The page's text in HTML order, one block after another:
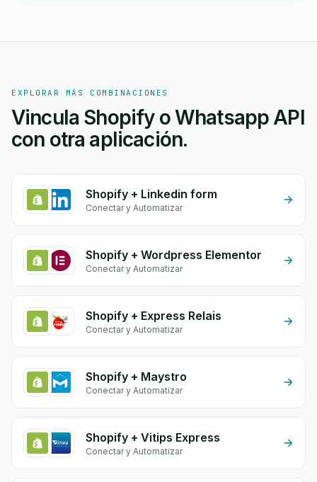
EXPLORAR MÁS COMBINACIONES
Vincula Shopify o Whatsapp API
con otra aplicación.
Shopify + Linkedin form
Conectar y Automatizar
Shopify + Wordpress Elementor
Conectar y Automatizar
Shopify + Express Relais
Conectar y Automatizar
Shopify + Maystro
Conectar y Automatizar
Shopify + Vitips Express
Conectar y Automatizar